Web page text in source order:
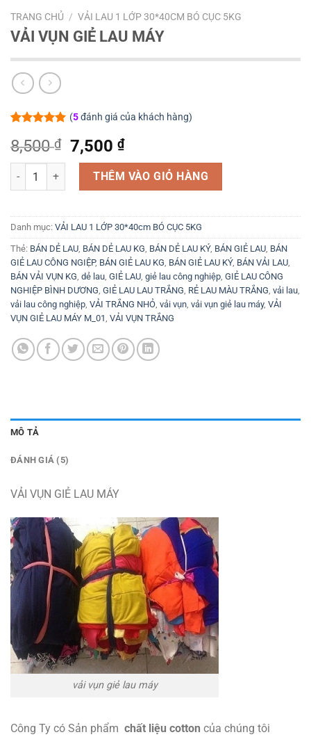
TRANG CHỦ / VẢI LAU 1 LỚP 30*40CM BÓ CỤC 5KG
VẢI VỤN GIẺ LAU MÁY
dựa trên
đánh giá
(5đánh giá của khách hàng)
8,500₫
Giá
gốc
8,500 ₫.
7,500₫Giá
hiện
tại
là:
7,500 ₫.
VẢI VỤN GIẺ LAU MÁY số lượngTHÊM VÀO GIỎ HÀNG
Danh mục: VẢI LAU 1 LỚP 30*40cm BÓ CỤC 5KG
Thẻ: BÁN DẺ LAU BÁN DẺ LAU KG BÁN DẺ LAU KÝ, BÁN GIẺ LAU BÁN
GIẺ LAU CÔNG NGIỆP, BÁN GIẺ LAU KG BÁN GIẺ LAU KÝ, BÁN VẢI LAU
BÁN VẢI VỤN KG dẻ lau GIẺ LAU giẻ lau công nghiệp GIẺ LAU CÔNG
NGHIỆP BÌNH DƯƠNG GIẺ LAU LAU TRẮNG RẺ LAU MÀU TRẮNG vải lau
vải lau công nghiệp VẢI TRẮNG NHỎ vải vụn vải vụn giẻ lau máy, VẢI
VỤN GIẺ LAU MÁY M_01 VẢI VỤN TRẮNG
MÔ TẢ
ĐÁNH GIÁ (5)
VẢI VỤN GIẺ LAU MÁY
vải vụn giẻ lau máy
Công Ty có Sản phẩm chất liệu cotton của chúng tôi